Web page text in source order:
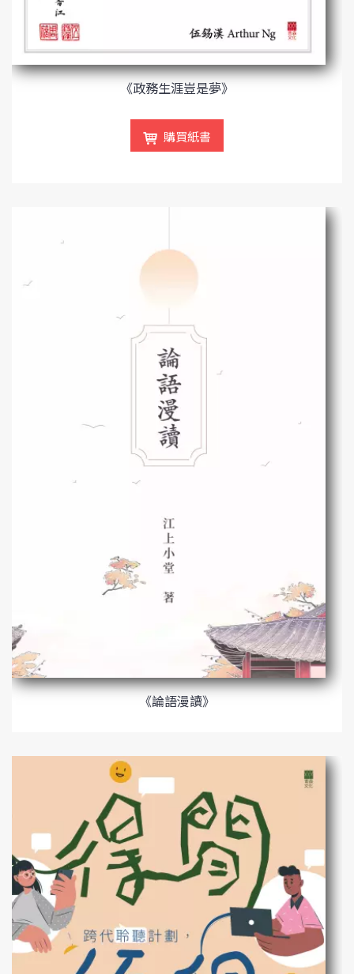
《政務生涯豈是夢》
購買紙書
《論語漫讀》